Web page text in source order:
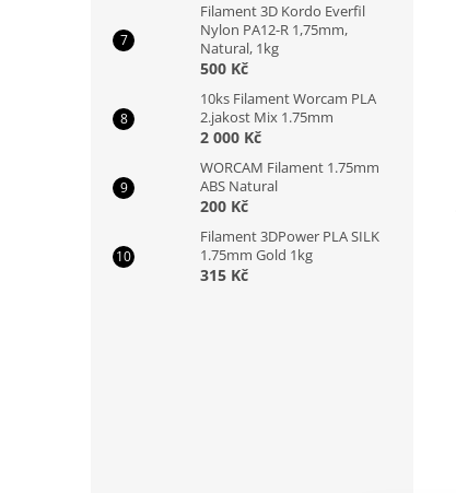
Filament 3D Kordo Everfil
Nylon PA12-R 1,75mm,
Natural, 1kg
500 Kč
10ks Filament Worcam PLA
2.jakost Mix 1.75mm
2 000 Kč
WORCAM Filament 1.75mm
ABS Natural
200 Kč
Filament 3DPower PLA SILK
1.75mm Gold 1kg
315 Kč